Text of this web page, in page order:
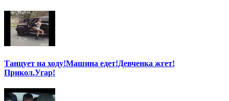
Танцует на ходу!Машина едет!Девченка жгет!
Прикол.Угар!